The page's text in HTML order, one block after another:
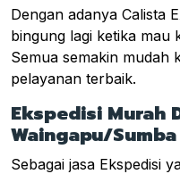
Dengan adanya Calista
bingung lagi ketika mau
Semua semakin mudah
pelayanan terbaik.
Ekspedisi Murah
Waingapu/
Sebagai jasa Ekspedisi